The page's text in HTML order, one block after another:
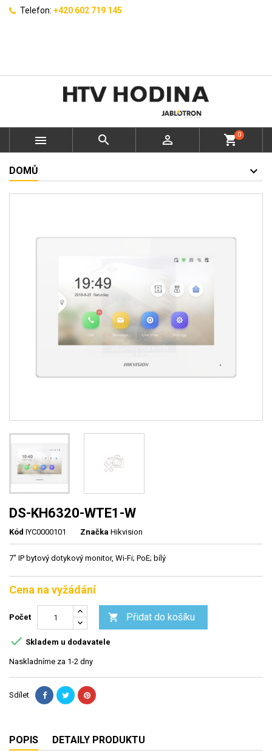
Telefon: +420 602 719 145
   shopping_cart0
DOMŮ
DS-KH6320-WTE1-W
Kód IYC0000101 Značka Hikvision
7" IP bytový dotykový monitor, Wi-Fi; PoE; bílý
Cena na vyžádání
Počet  Přidat do košíku
 Skladem u dodavatele
Naskladníme za 1-2 dny
Sdílet
POPIS DETAILY PRODUKTU